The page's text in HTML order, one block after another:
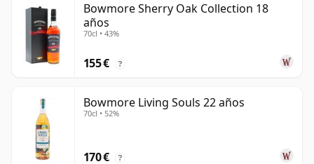
Bowmore Sherry Oak Collection 18
años
70cl • 43%
155 € ?
Bowmore Living Souls 22 años
70cl • 52%
170 € ?